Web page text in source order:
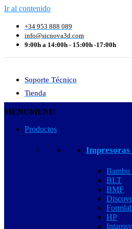
Ir al contenido
+34 953 888 089
info@sicnova3d.com
9:00h a 14:00h - 15:00h -17:00h
Soporte Técnico
Tienda
MENUMENU
Productos
Impresoras
Bambu
BLT
BMF
HP